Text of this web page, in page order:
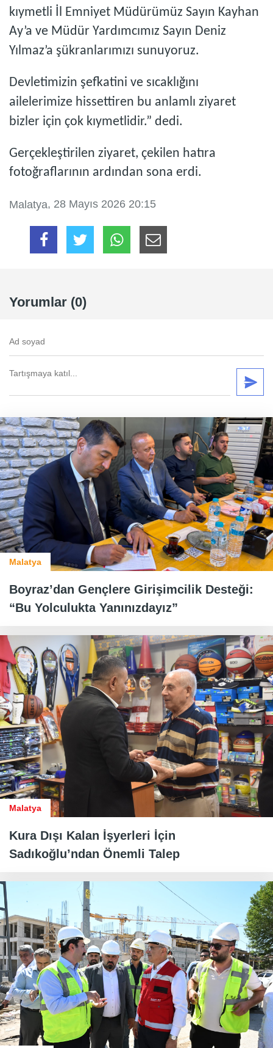
kıymetli İl Emniyet Müdürümüz Sayın Kayhan
Ay’a ve Müdür Yardımcımız Sayın Deniz
Yılmaz’a şükranlarımızı sunuyoruz.
Devletimizin şefkatini ve sıcaklığını
ailelerimize hissettiren bu anlamlı ziyaret
bizler için çok kıymetlidir.” dedi.
Gerçekleştirilen ziyaret, çekilen hatıra
fotoğraflarının ardından sona erdi.
Malatya, 28 Mayıs 2026 20:15
Yorumlar (0)
Malatya
Boyraz’dan Gençlere Girişimcilik Desteği:
“Bu Yolculukta Yanınızdayız”
Malatya
Kura Dışı Kalan İşyerleri İçin
Sadıkoğlu’ndan Önemli Talep